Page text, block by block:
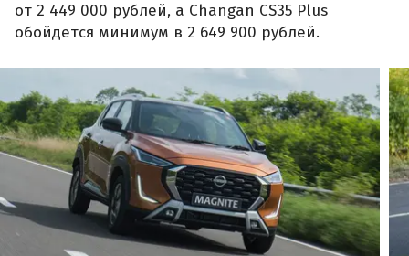
от 2 449 000 рублей, а Changan CS35 Plus
обойдется минимум в 2 649 900 рублей.